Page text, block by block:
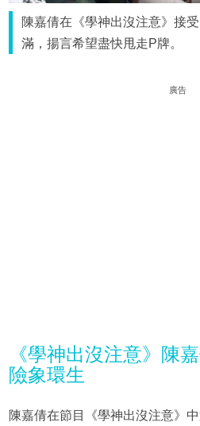
陳嘉倩在《學神出沒注意》接
滿，揚言希望盡快甩走P牌。
廣告
《學神出沒注意》陳
險象環生
陳嘉倩在節目《學神出沒注意》